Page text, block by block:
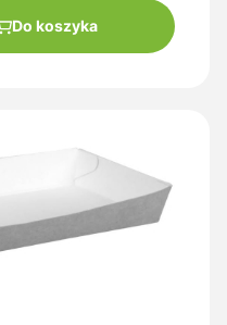
Do koszyka